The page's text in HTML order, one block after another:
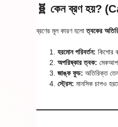
🧬 কেন ব্রণ হয়?
ব্রণের মূল কারণ হলোত্বকের
হরমোন পরিবর্তন: কিশোর
অপরিষ্কার ত্বক: মেকআপ
জাঙ্ক ফুড: অতিরিক্ত
স্ট্রেস: মানসিক চাপও